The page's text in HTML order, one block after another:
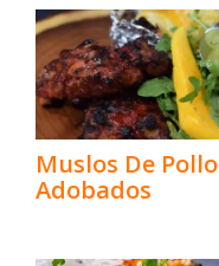
Muslos De Pollo
Adobados